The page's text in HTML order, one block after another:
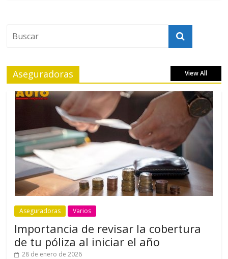
Aseguradoras View All
Aseguradoras Varios
Importancia de revisar la cobertura
de tu póliza al iniciar el año
28 de enero de 2026